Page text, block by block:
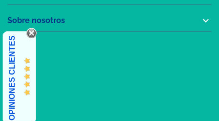
Sobre nosotros 
OPINIONES CLIENTES